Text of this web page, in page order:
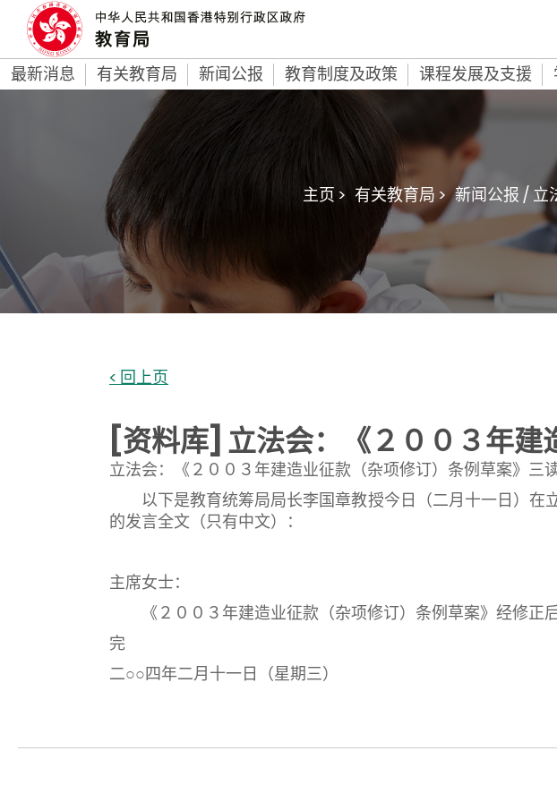
最新消息 有关教育局 新闻公报 教育制度及政策 课程发展及支援
主页 > 有关教育局 > 新闻公报 / 立
< 回上页
[资料库] 立法会：《２００３年
立法会：《２００３年建造业征款（杂项修订）条例草案》三
以下是教育统筹局局长李国章教授今日（二月十一日）在
的发言全文（只有中文）：
主席女士：
《２００３年建造业征款（杂项修订）条例草案》经修正
完
二○○四年二月十一日（星期三）